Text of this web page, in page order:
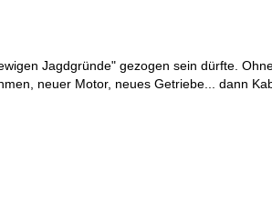
Jagdgründe" gezogen sein dürfte.
neuer Motor, neues Getriebe... dann